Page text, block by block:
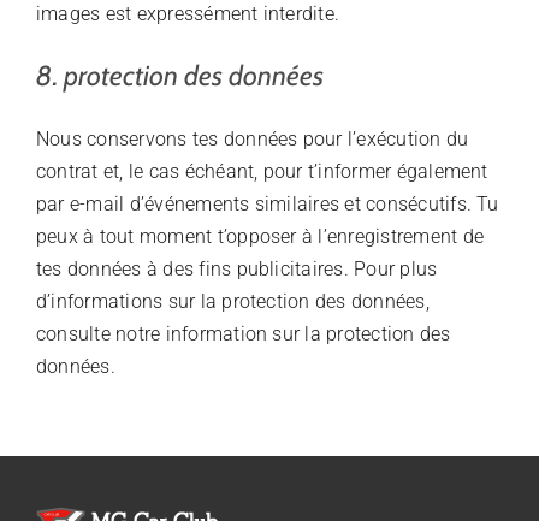
images est expressément interdite.
8. protection des données
Nous conservons tes données pour l’exécution du
contrat et, le cas échéant, pour t’informer également
par e-mail d’événements similaires et consécutifs. Tu
peux à tout moment t’opposer à l’enregistrement de
tes données à des fins publicitaires. Pour plus
d’informations sur la protection des données,
consulte notre information sur la protection des
données.